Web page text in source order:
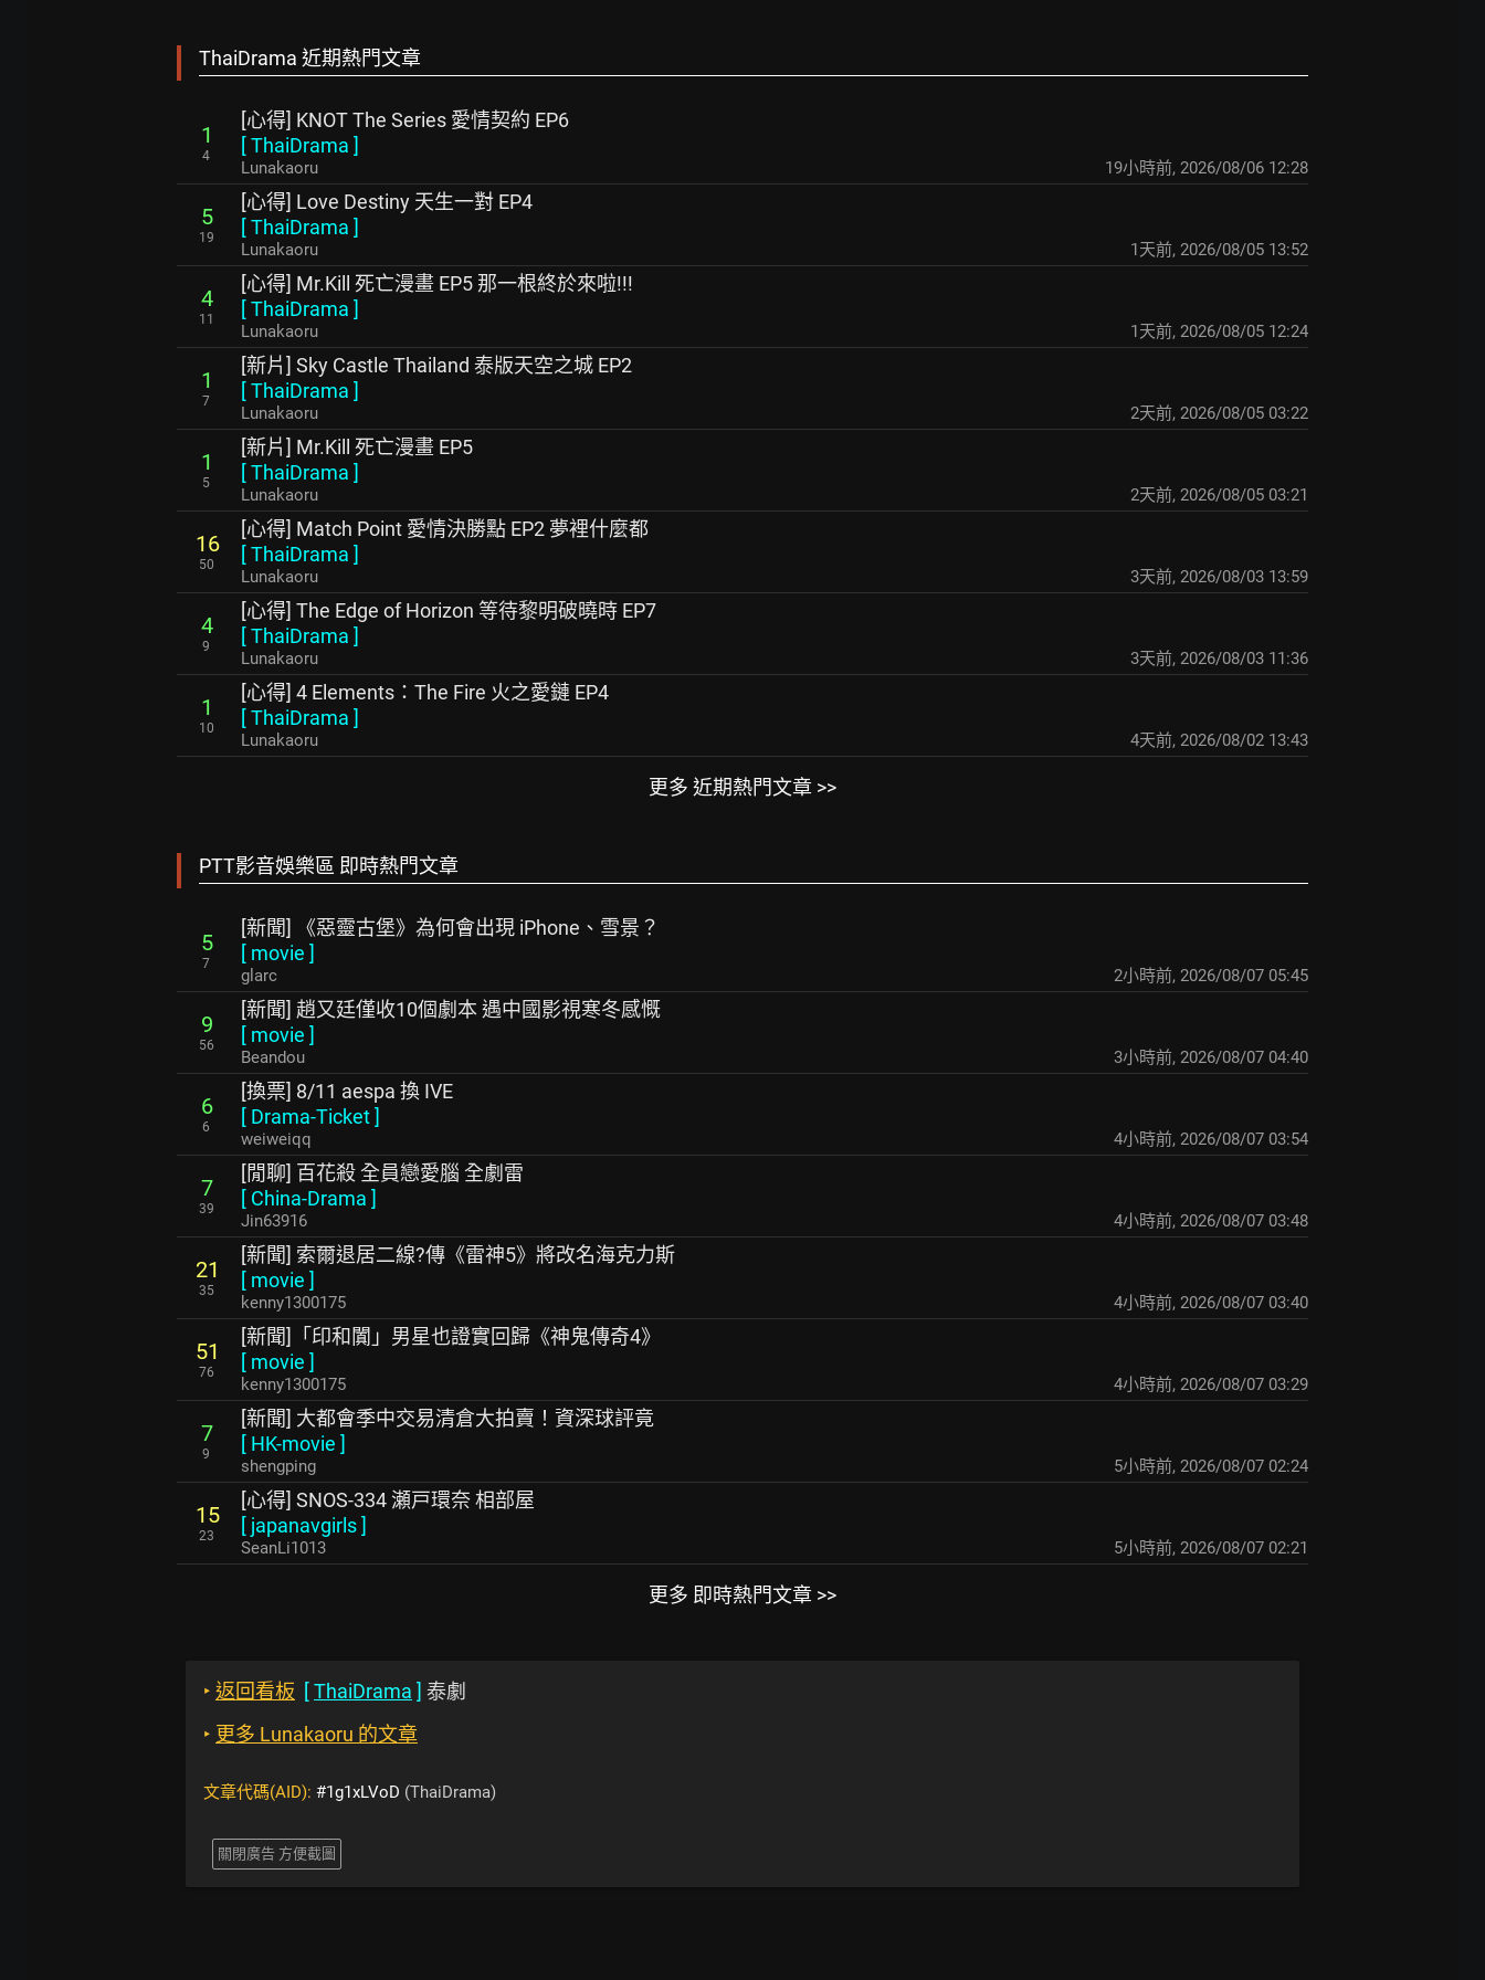
ThaiDrama 近期熱門文章
1
4
[心得] KNOT The Series 愛情契約 EP6
[ThaiDrama ]
Lunakaoru 19小時前, 2026/08/06 12:28
5
19
[心得] Love Destiny 天生一對 EP4
[ThaiDrama ]
Lunakaoru 1天前, 2026/08/05 13:52
4
11
[心得] Mr.Kill 死亡漫畫 EP5 那一根終於來啦!!!
[ThaiDrama ]
Lunakaoru 1天前, 2026/08/05 12:24
1
7
[新片] Sky Castle Thailand 泰版天空之城 EP2
[ThaiDrama ]
Lunakaoru 2天前, 2026/08/05 03:22
1
5
[新片] Mr.Kill 死亡漫畫 EP5
[ThaiDrama ]
Lunakaoru 2天前, 2026/08/05 03:21
16
50
[心得] Match Point 愛情決勝點 EP2 夢裡什麼都
[ThaiDrama ]
Lunakaoru 3天前, 2026/08/03 13:59
4
9
[心得] The Edge of Horizon 等待黎明破曉時 EP7
[ThaiDrama ]
Lunakaoru 3天前, 2026/08/03 11:36
1
10
[心得] 4 Elements：The Fire 火之愛鏈 EP4
[ThaiDrama ]
Lunakaoru 4天前, 2026/08/02 13:43
更多 近期熱門文章 >>
PTT影音娛樂區 即時熱門文章
5
7
[新聞] 《惡靈古堡》為何會出現 iPhone、雪景？
[ movie ]
glarc 2小時前, 2026/08/07 05:45
9
56
[新聞] 趙又廷僅收10個劇本 遇中國影視寒冬感慨
[ movie ]
Beandou 3小時前, 2026/08/07 04:40
6
6
[換票] 8/11 aespa 換 IVE
[ Drama-Ticket]
weiweiqq 4小時前, 2026/08/07 03:54
7
39
[閒聊] 百花殺 全員戀愛腦 全劇雷
[ China-Drama ]
Jin63916 4小時前, 2026/08/07 03:48
21
35
[新聞] 索爾退居二線?傳《雷神5》將改名海克力斯
[ movie ]
kenny1300175 4小時前, 2026/08/07 03:40
51
76
[新聞]「印和闐」男星也證實回歸《神鬼傳奇4》
[ movie ]
kenny1300175 4小時前, 2026/08/07 03:29
7
9
[新聞] 大都會季中交易清倉大拍賣！資深球評竟
[ HK-movie ]
shengping 5小時前, 2026/08/07 02:24
15
23
[心得] SNOS-334 瀬戸環奈 相部屋
[ japanavgirls]
SeanLi1013 5小時前, 2026/08/07 02:21
更多 即時熱門文章 >>
‣ 返回看板 [ThaiDrama ] 泰劇
‣ 更多 Lunakaoru 的文章
文章代碼(AID): #1g1xLVoD (ThaiDrama)
關閉廣告 方便截圖